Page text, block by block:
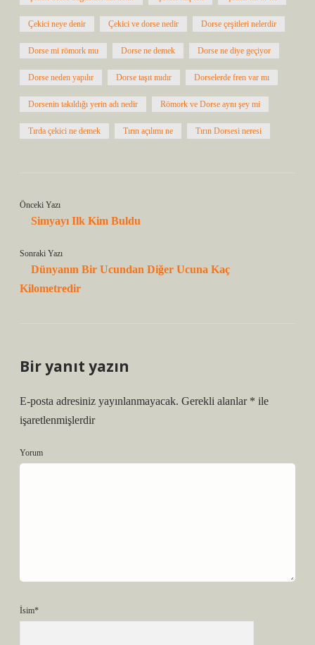
Çekici neye denir Çekici ve dorse nedir Dorse çeşitleri nelerdir
Dorse mi römork mu Dorse ne demek Dorse ne diye geçiyor
Dorse neden yapılır Dorse taşıt mıdır Dorselerde fren var mı
Dorsenin takıldığı yerin adı nedir Römork ve Dorse aynı şey mi
Tırda çekici ne demek Tırın açılımı ne Tırın Dorsesi neresi
Önceki Yazı
Simyayı Ilk Kim Buldu
Sonraki Yazı
Dünyanın Bir Ucundan Diğer Ucuna Kaç
Kilometredir
Bir yanıt yazın
E-posta adresiniz yayınlanmayacak. Gerekli alanlar * ile
işaretlenmişlerdir
Yorum
İsim*